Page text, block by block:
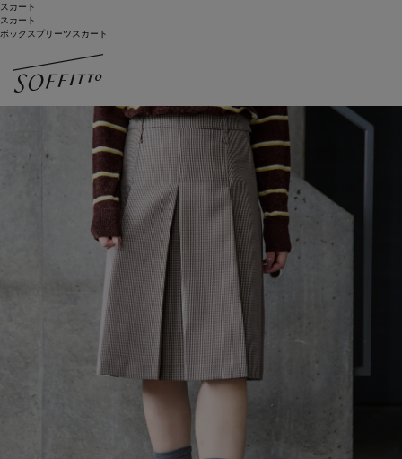
スカート
スカート
ボックスプリーツスカート